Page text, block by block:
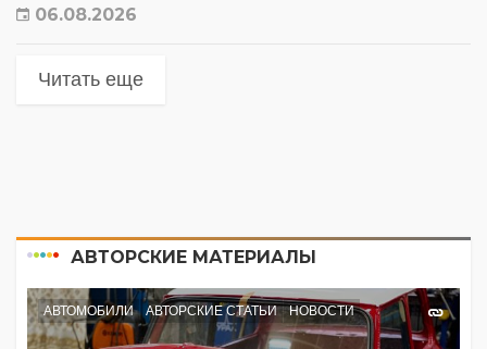
06.08.2026
Читать еще
АВТОРСКИЕ МАТЕРИАЛЫ
АВТОМОБИЛИ АВТОРСКИЕ СТАТЬИ НОВОСТИ